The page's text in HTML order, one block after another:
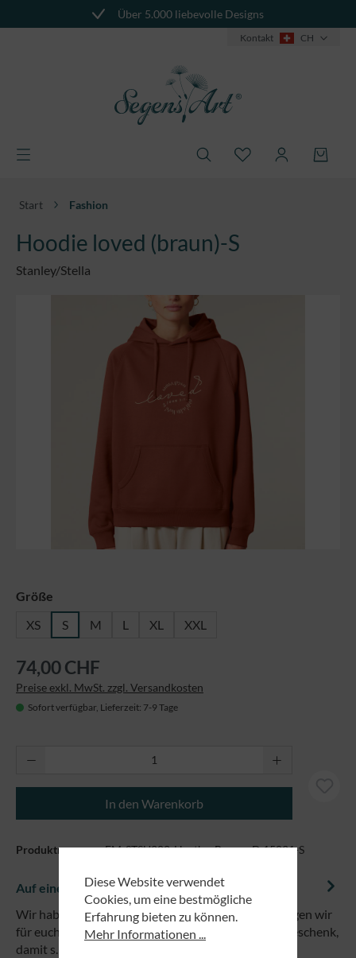
Über 5.000 liebevolle Designs
Kontakt CH
Start Fashion
Hoodie loved (braun)-S
Stanley/Stella
Bildergalerie überspringen
Größe
XS
S M L XL XXL
74,00 CHF
Preise exkl. MwSt. zzgl. Versandkosten
Sofort verfügbar, Lieferzeit: 7-9 Tage
Produkt Anzahl: Gib den gewünschten
In den Warenkorb
Produktnummer:EM-STSU202-HeatherBrown-D 15021-S
Auf einem Blick
Wir haben eine wundervolle Botschaft und die bringen wir
für euch auf Hoodies! Ob für euch selbst oder als Geschenk,
damit s…
Diese Website verwendet
Cookies, um eine bestmögliche
Erfahrung bieten zu können.
Mehr Informationen ...